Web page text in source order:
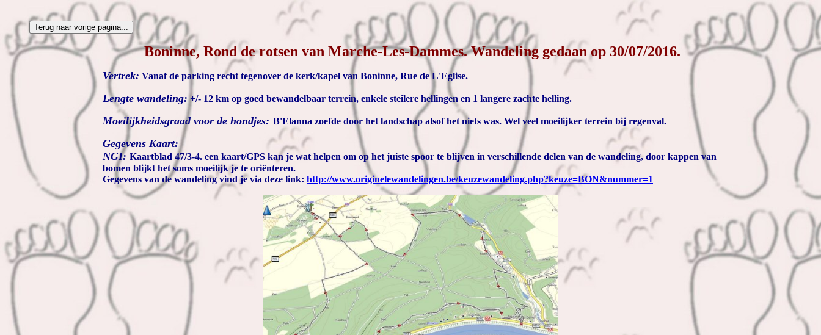
Boninne, Rond de rotsen van Marche-Les-Dammes. Wandeling gedaan op 30/07/2016.
Vertrek: Vanaf de parking recht tegenover de kerk/kapel van Boninne, Rue de L'Eglise.
Lengte wandeling:+/- 12 km op goed bewandelbaar terrein, enkele steilere hellingen en 1 langere zachte helling.
Moeilijkheidsgraad voor de hondjes: B'Elanna zoefde door het landschap alsof het niets was. Wel veel moeilijker terrein bij regenval.
Gegevens Kaart:
NGI: Kaartblad 47/3-4. een kaart/GPS kan je wat helpen om op het juiste spoor te blijven in verschillende delen van de wandeling, door kappen van
bomen blijkt het soms moeilijk je te oriënteren.
Gegevens van de wandeling vind je via deze link: http://www.originelewandelingen.be/keuzewandeling.php?keuze=BON&nummer=1